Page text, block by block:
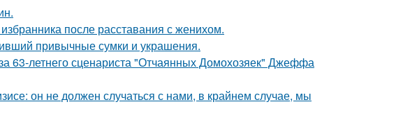
после расставания с женихом.
привычные сумки и украшения.
63-летнего сценариста "Отчаянных Домохозяек" Джеффа
он не должен случаться с нами, в крайнем случае, мы